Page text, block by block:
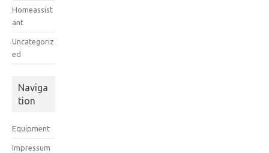
Homeassist
ant
Uncategoriz
ed
Naviga
tion
Equipment
Impressum